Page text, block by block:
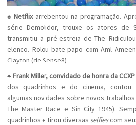
♠Netflixarrebentou na programação.
série Demolidor, trouxe os atores de
transmitiu a pré-estreia de The
elenco. Rolou bate-papo com Aml
Clayton (de Sense8).
♠ Frank Miller, convidado de honra da CCXP
dos quadrinhos e do cinema, contou
algumas novidades sobre novos trabalhos
The Master Race e Sin City 1945).
quadrinhos e tirou diversas selfiescom